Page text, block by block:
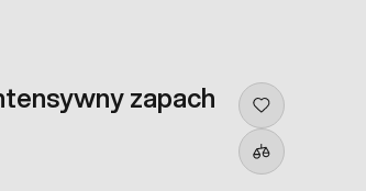
zapach